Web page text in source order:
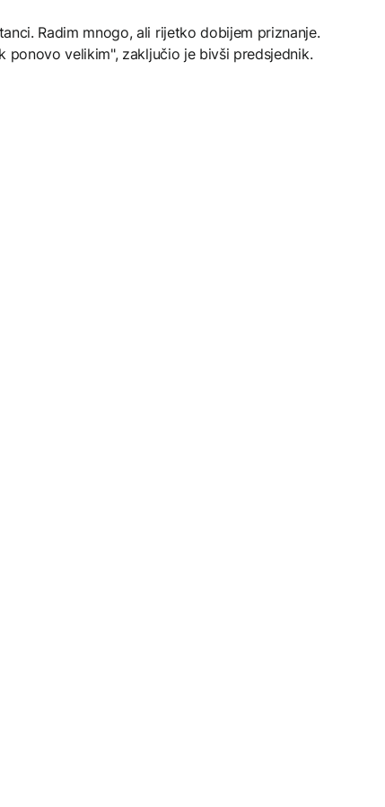
Radim mnogo, ali rijetko dobijem priznanje.
ponovo velikim", zaključio je bivši predsjednik.